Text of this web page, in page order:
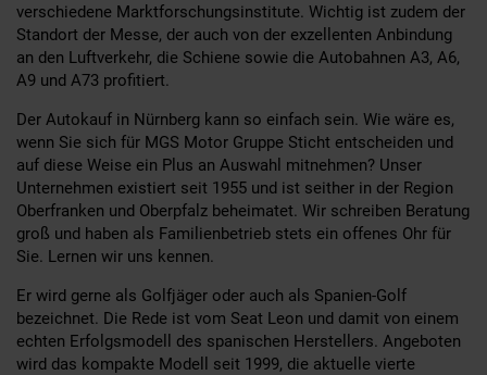
verschiedene Marktforschungsinstitute. Wichtig ist zudem der
Standort der Messe, der auch von der exzellenten Anbindung
an den Luftverkehr, die Schiene sowie die Autobahnen A3, A6,
A9 und A73 profitiert.
Der Autokauf in Nürnberg kann so einfach sein. Wie wäre es,
wenn Sie sich für MGS Motor Gruppe Sticht entscheiden und
auf diese Weise ein Plus an Auswahl mitnehmen? Unser
Unternehmen existiert seit 1955 und ist seither in der Region
Oberfranken und Oberpfalz beheimatet. Wir schreiben Beratung
groß und haben als Familienbetrieb stets ein offenes Ohr für
Sie. Lernen wir uns kennen.
Er wird gerne als Golfjäger oder auch als Spanien-Golf
bezeichnet. Die Rede ist vom Seat Leon und damit von einem
echten Erfolgsmodell des spanischen Herstellers. Angeboten
wird das kompakte Modell seit 1999, die aktuelle vierte